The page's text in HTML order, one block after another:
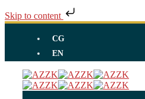
Skip to content
CG
EN